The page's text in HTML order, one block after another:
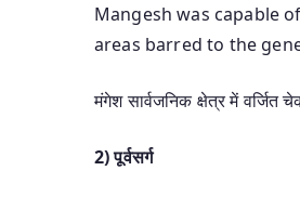
Mangesh was capable
areas barred to the
मंगेश सार्वजनिक क्षेत्र में
2)पूर्वसर्ग